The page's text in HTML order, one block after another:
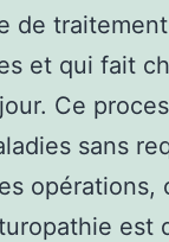
de
et qui fait
Ce
sans
opérations,
est